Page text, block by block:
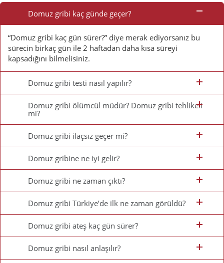
Sorulan
Sorular
Domuz gribi kaç günde geçer?
“Domuz gribi kaç gün sürer?” diye merak ediyorsanız bu
sürecin birkaç gün ile 2 haftadan daha kısa süreyi
kapsadığını bilmelisiniz.
Domuz gribi testi nasıl yapılır?
Domuz gribi ölümcül müdür? Domuz gribi tehlikeli
mi?
Domuz gribi ilaçsız geçer mi?
Domuz gribine ne iyi gelir?
Domuz gribi ne zaman çıktı?
Domuz gribi Türkiye’de ilk ne zaman görüldü?
Domuz gribi ateş kaç gün sürer?
Domuz gribi nasıl anlaşılır?